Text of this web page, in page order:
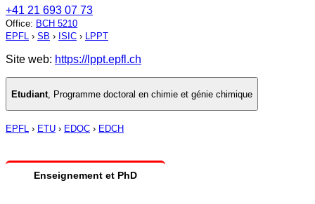
+41 21 693 07 73
Office: BCH 5210
EPFL › SB › ISIC › LPPT
Site web: https://lppt.epfl.ch
Etudiant Programme doctoral en chimie et génie chimique
EPFL › ETU › EDOC › EDCH
Enseignement et PhD